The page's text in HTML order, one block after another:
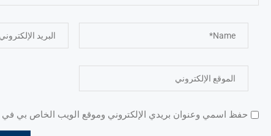
حفظ اسمي وعنوان بريدي الإلكتروني وموقع الويب الخاص بي في